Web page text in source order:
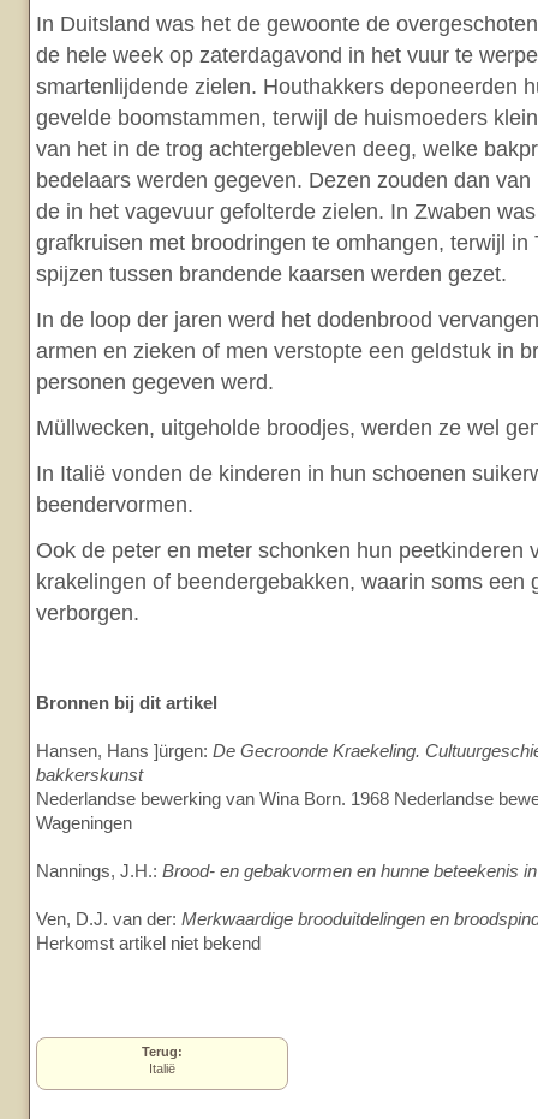
In Duitsland was het de gewoonte de
de hele week op zaterdagavond in het vuur te
smartenlijdende zielen. Houthakkers deponeerden
gevelde boomstammen, terwijl de huismoeders
van het in de trog achtergebleven deeg, welke
bedelaars werden gegeven. Dezen zouden dan
de in het vagevuur gefolterde zielen. In Zwaben
grafkruisen met broodringen te omhangen, terwijl in
spijzen tussen brandende kaarsen werden gezet.
In de loop der jaren werd het dodenbrood
armen en zieken of men verstopte een geldstuk in
personen gegeven werd.
Müllwecken, uitgeholde broodjes, werden ze wel
In Italië vonden de kinderen in hun schoenen
beendervormen.
Ook de peter en meter schonken hun peetkinderen
krakelingen of beendergebakken, waarin soms een
verborgen.
Bronnen bij dit artikel
Hansen, Hans ]ürgen: De Gecroonde Kraekeling.
bakkerskunst
Nederlandse bewerking van Wina Born. 1968 Nederlandse
Wageningen
Nannings, J.H.: Brood- en gebakvormen en hunne beteekenis
Ven, D.J. van der: Merkwaardige brooduitdelingen en
Herkomst artikel niet bekend
Terug:
Italië